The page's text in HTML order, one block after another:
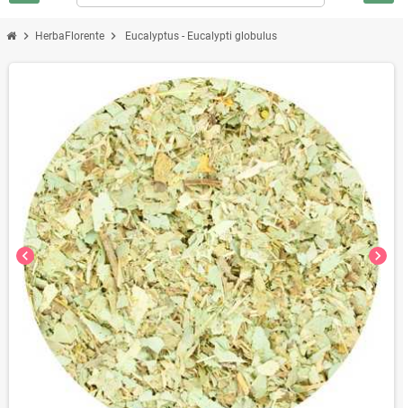
chevron_right HerbaFlorente chevron_right Eucalyptus - Eucalypti globulus
chevron_left chevron_right